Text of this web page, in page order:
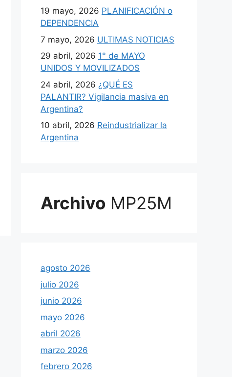
19 mayo, 2026 PLANIFICACIÓN o
DEPENDENCIA
7 mayo, 2026 ULTIMAS NOTICIAS
29 abril, 2026 1° de MAYO
UNIDOS Y MOVILIZADOS
24 abril, 2026 ¿QUÉ ES
PALANTIR? Vigilancia masiva en
Argentina?
10 abril, 2026 Reindustrializar la
Argentina
Archivo MP25M
agosto 2026
julio 2026
junio 2026
mayo 2026
abril 2026
marzo 2026
febrero 2026